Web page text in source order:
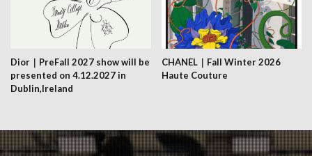
Dior｜PreFall 2027 show will be
presented on 4.12.2027 in
Dublin,Ireland
CHANEL｜Fall Winter 2026
Haute Couture